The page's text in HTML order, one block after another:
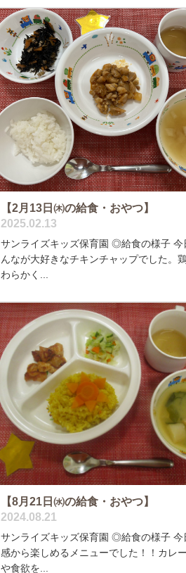
【2月13日㈭の給食・おやつ】
2025.02.13
サンライズキッズ保育園 ◎給食の様子 今
んなが大好きなチキンチャップでした。
わらかく...
【8月21日㈬の給食・おやつ】
2024.08.21
サンライズキッズ保育園 ◎給食の様子 今
感から楽しめるメニューでした！！カレ
や食欲を...